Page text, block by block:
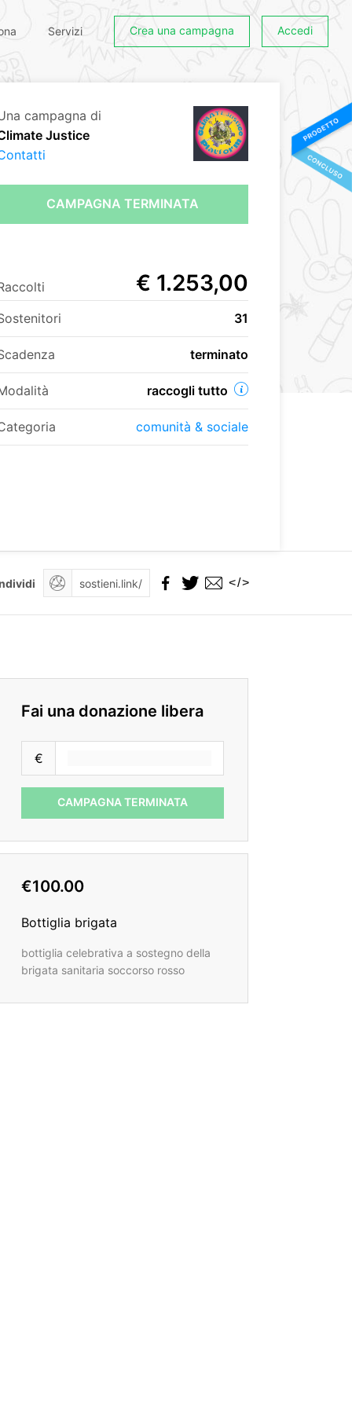
Servizi Crea una campagna Accedi
campagna di
Justice
CAMPAGNA TERMINATA
€ 1.253,00
31
terminato
raccogli tutto
comunità & sociale
</>
Fai una donazione libera
€
CAMPAGNA TERMINATA
€100.00
Bottiglia brigata
bottiglia celebrativa a sostegno della
brigata sanitaria soccorso rosso